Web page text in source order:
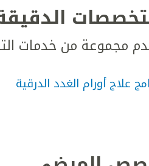
مجموعة من خدمات
علاج أورام الغدد الدرقية